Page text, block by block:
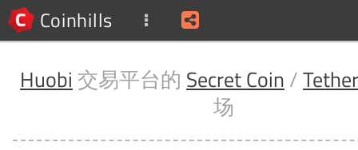
Coinhills
Huobi 交易平台的 Secret Coin /
场